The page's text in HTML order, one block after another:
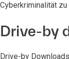
Cyberkriminalität zu
Drive-by
Drive-by